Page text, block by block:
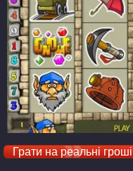
Грати на реальні гроші